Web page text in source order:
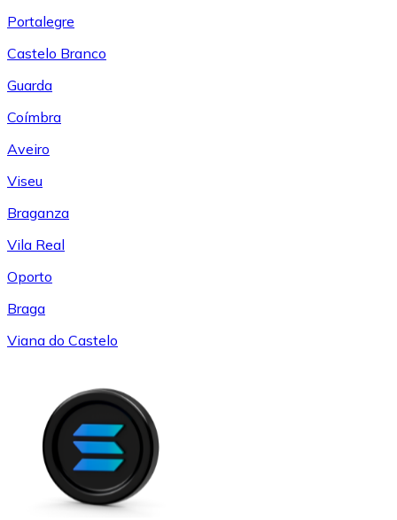
Portalegre
Castelo Branco
Guarda
Coímbra
Aveiro
Viseu
Braganza
Vila Real
Oporto
Braga
Viana do Castelo